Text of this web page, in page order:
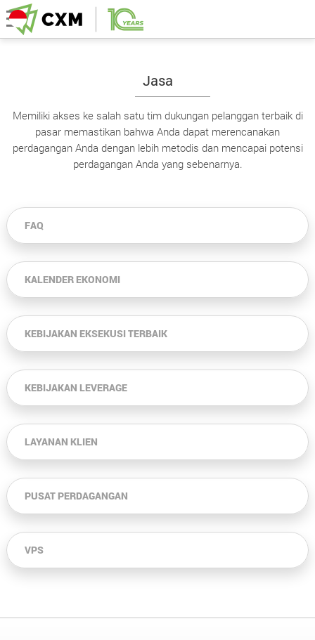
Jasa
Memiliki akses ke salah satu tim dukungan pelanggan terbaik di
pasar memastikan bahwa Anda dapat merencanakan
perdagangan Anda dengan lebih metodis dan mencapai potensi
perdagangan Anda yang sebenarnya.
FAQ
KALENDER EKONOMI
KEBIJAKAN EKSEKUSI TERBAIK
KEBIJAKAN LEVERAGE
LAYANAN KLIEN
PUSAT PERDAGANGAN
VPS